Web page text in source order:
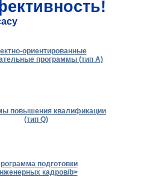
ориентированные
программы (тип А)
повышения квалификации
(тип Q)
подготовки
кадров/b>